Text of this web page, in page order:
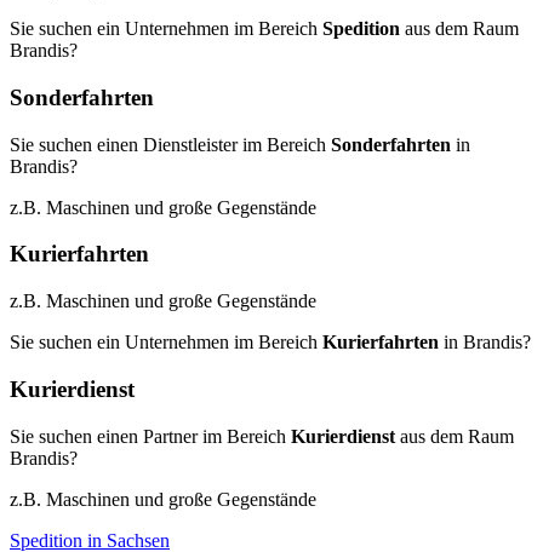
Sie suchen ein Unternehmen im Bereich Spedition aus dem Raum
Brandis?
Sonderfahrten
Sie suchen einen Dienstleister im Bereich Sonderfahrten in
Brandis?
z.B. Maschinen und große Gegenstände
Kurierfahrten
z.B. Maschinen und große Gegenstände
Sie suchen ein Unternehmen im Bereich Kurierfahrten in Brandis?
Kurierdienst
Sie suchen einen Partner im Bereich Kurierdienst aus dem Raum
Brandis?
z.B. Maschinen und große Gegenstände
Spedition in Sachsen